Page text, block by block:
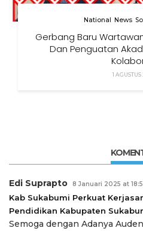
National News
Gerbang Baru Wartawan
Dan Penguatan
1
Edi Suprapto 8 Januari 2025 at
Kab Sukabumi Perkuat
Pendidikan Kabupaten
Semoga dengan Adanya